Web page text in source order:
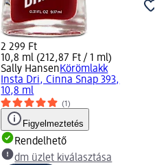
2 299 Ft
10,8 ml (212,87 Ft / 1 ml)
Sally HansenKörömlakk
Insta Dri, Cinna Snap 393,
10,8 ml
(1)
Figyelmeztetés
Rendelhető
dm üzlet kiválasztása